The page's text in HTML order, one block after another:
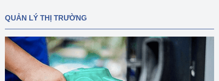
QUẢN LÝ THỊ TRƯỜNG